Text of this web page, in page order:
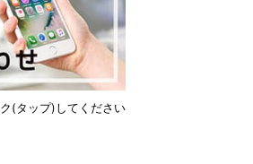
(タップ)してください